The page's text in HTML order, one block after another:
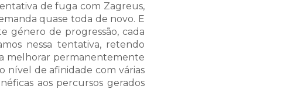
de fuga com Zagreus,
quase toda de novo. E
género de progressão, cada
nessa tentativa, retendo
melhorar permanentemente
nível de afinidade com várias
aos percursos gerados